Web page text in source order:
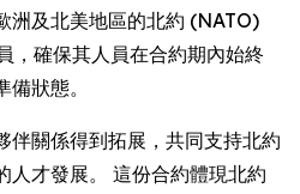
洲及北美地區的北約 (NATO)
，確保其人員在合約期內始終
狀態。
伴關係得到拓展，共同支持北約
人才發展。 這份合約體現北約